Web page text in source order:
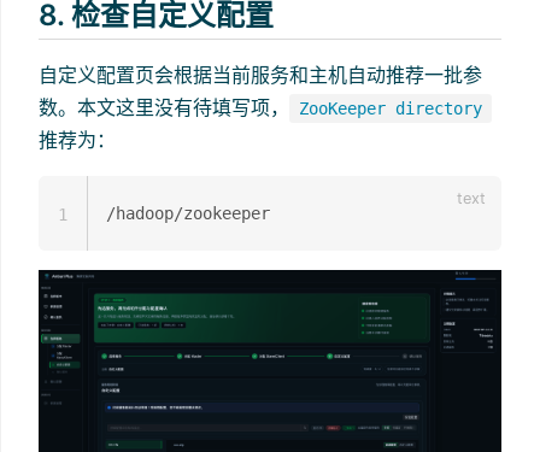
8. 检查自定义配置
自定义配置页会根据当前服务和主机自动推荐一批参
数。本文这里没有待填写项，
ZooKeeper directory
推荐为：
1